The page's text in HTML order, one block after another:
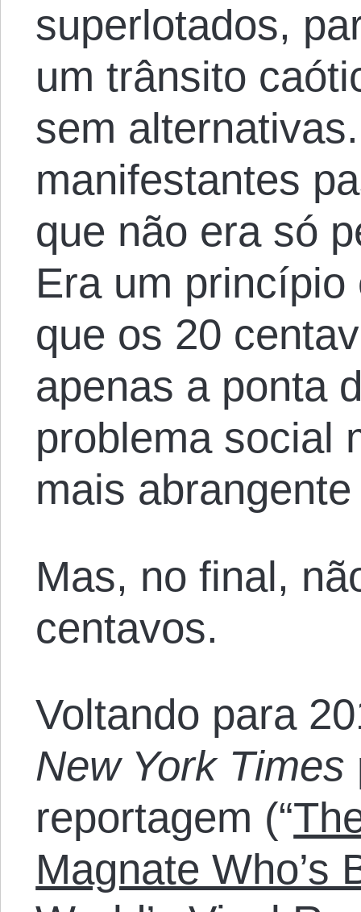
superlotados,
um trânsito
sem
manifestantes
que não era só
Era um
que os 20
apenas a ponta
problema social
mais
Mas, no final,
centavos.
Voltando para
New York Times
reportagem (“
Magnate Who’s